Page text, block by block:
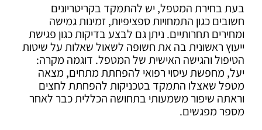
בעת בחירת המטפל, יש להתמקד בקריטריונים
חשובים כגון התמחויות ספציפיות, זמינות גמישה
ומחירים תחרותיים. ניתן גם לבצע בדיקות כגון פגישת
ייעוץ ראשונית בה את חשופה לשאול שאלות על שיטות
הטיפול והגישה האישית של המטפל. דוגמה מקרה:
יעל, מחפשת עיסוי רפואי להפחתת מתחים, מצאה
מטפל שאצלו התמקד בטכניקות להפחתת לחצים
וראתה שיפור משמעותי בתחושה הכללית כבר לאחר
מספר מפגשים.